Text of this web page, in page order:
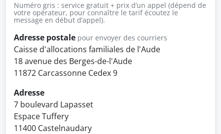
Numéro gris : service gratuit + prix d’un appel (dépend de
votre opérateur, pour connaître le tarif écoutez le
message en début d’appel).
Adresse postale pour envoyer des courriers
Caisse d'allocations familiales de l'Aude
18 avenue des Berges-de-l'Aude
11872 Carcassonne Cedex 9
Adresse
7 boulevard Lapasset
Espace Tuffery
11400 Castelnaudary